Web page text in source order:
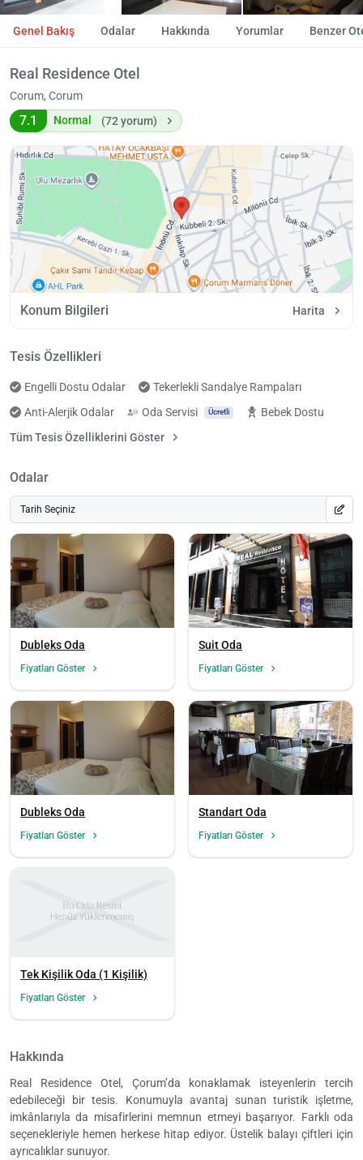
Genel Bakış Odalar Hakkında Yorumlar Benzer
Real Residence Otel
Corum, Corum
7.1 Normal (72 yorum)
Konum Bilgileri Harita
Tesis Özellikleri
Engelli Dostu Odalar
Tekerlekli Sandalye Rampaları
Anti-Alerjik Odalar
Oda Servisi Ücretli
Bebek Dostu
Tüm Tesis Özelliklerini Göster
Odalar
Tarih Seçiniz
Dubleks Oda
Fiyatları Göster
Suit Oda
Fiyatları Göster
Dubleks Oda
Fiyatları Göster
Standart Oda
Fiyatları Göster
Tek Kişilik Oda (1 Kişilik)
Fiyatları Göster
Hakkında
Real Residence Otel, Çorum’da konaklamak isteyenlerin tercih
edebileceği bir tesis. Konumuyla avantaj sunan turistik işletme,
imkânlarıyla da misafirlerini memnun etmeyi başarıyor. Farklı oda
seçenekleriyle hemen herkese hitap ediyor. Üstelik balayı çiftleri için
ayrıcalıklar sunuyor.